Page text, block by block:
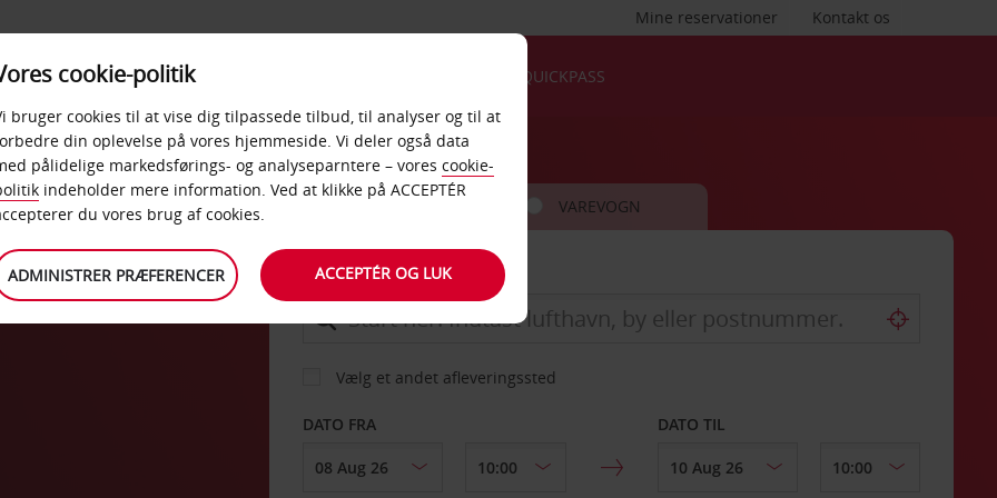
Kontakt os
Mine reservationer
PRODUKTER &
KONTORER
QUICKPASS
BIL VAREVOGN
AFHENT FRA
Vælg et andet afleveringssted
DATO FRA DATO TIL
cookie-politik
bruger cookies til at vise dig tilpassede tilbud, til analyser og til at
din oplevelse på vores hjemmeside. Vi deler også data
pålidelige markedsførings- og analyseparntere – vores cookie-
indeholder mere information. Ved at klikke på ACCEPTÉR
du vores brug af cookies.
ADMINISTRER PRÆFERENCER ACCEPTÉR OG LUK